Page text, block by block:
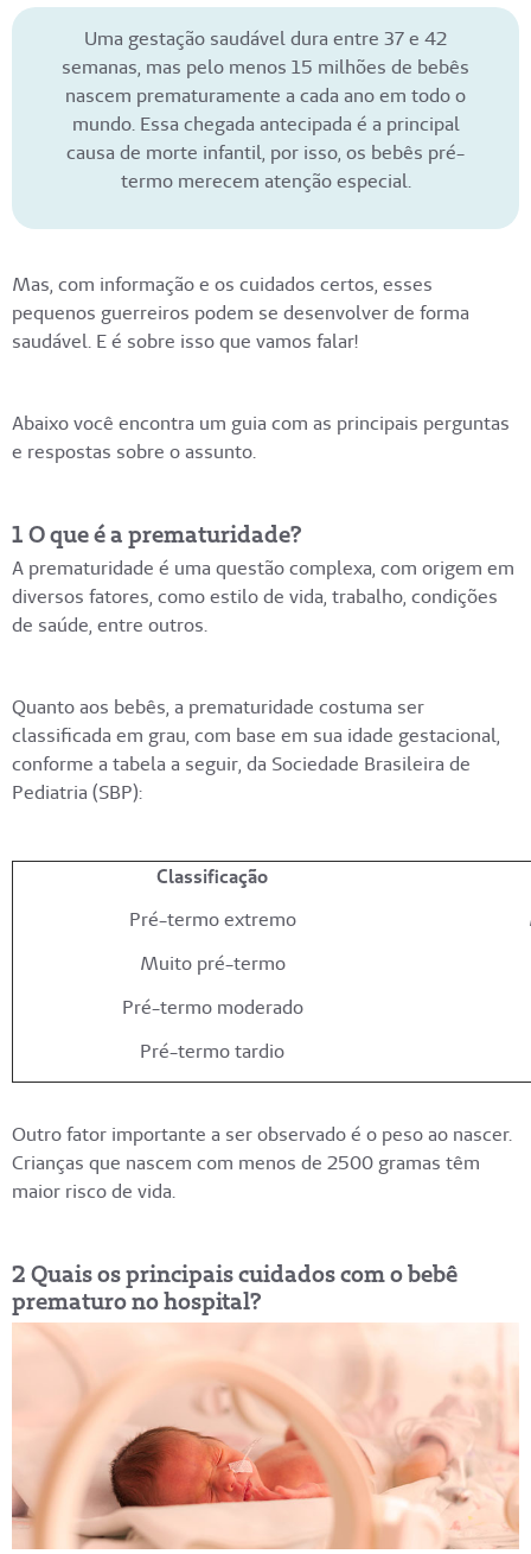
Uma gestação saudável dura entre 37 e 42
semanas, mas pelo menos 15 milhões de bebês
nascem prematuramente a cada ano em todo o
mundo. Essa chegada antecipada é a principal
causa de morte infantil, por isso, os bebês pré-
termo merecem atenção especial.
Mas, com informação e os cuidados certos, esses
pequenos guerreiros podem se desenvolver de forma
saudável. E é sobre isso que vamos falar!
Abaixo você encontra um guia com as principais perguntas
e respostas sobre o assunto.
1 O que é a prematuridade?
A prematuridade é uma questão complexa, com origem em
diversos fatores, como estilo de vida, trabalho, condições
de saúde, entre outros.
Quanto aos bebês, a prematuridade costuma ser
classificada em grau, com base em sua idade gestacional,
conforme a tabela a seguir, da Sociedade Brasileira de
Pediatria (SBP):
Classificação
Pré-termo extremo
Muito pré-termo
Pré-termo moderado
Pré-termo tardio
Outro fator importante a ser observado é o peso ao nascer.
Crianças que nascem com menos de 2500 gramas têm
maior risco de vida.
2 Quais os principais cuidados com o bebê
prematuro no hospital?